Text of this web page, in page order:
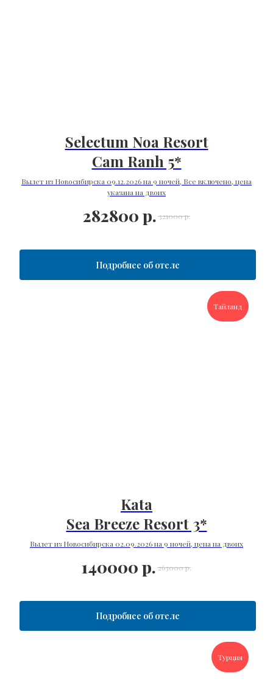
Selectum Noa Resort
Cam Ranh 5*
Вылет из Новосибирска 09.12.2026 на 9 ночей, Все включено, цена
указана на двоих
282800 р. 321000р.
Подробнее об отеле
Тайланд
Kata
Sea Breeze Resort 3*
Вылет из Новосибирска 02.09.2026 на 9 ночей, цена на двоих
140000 р. 263000р.
Подробнее об отеле
Турция